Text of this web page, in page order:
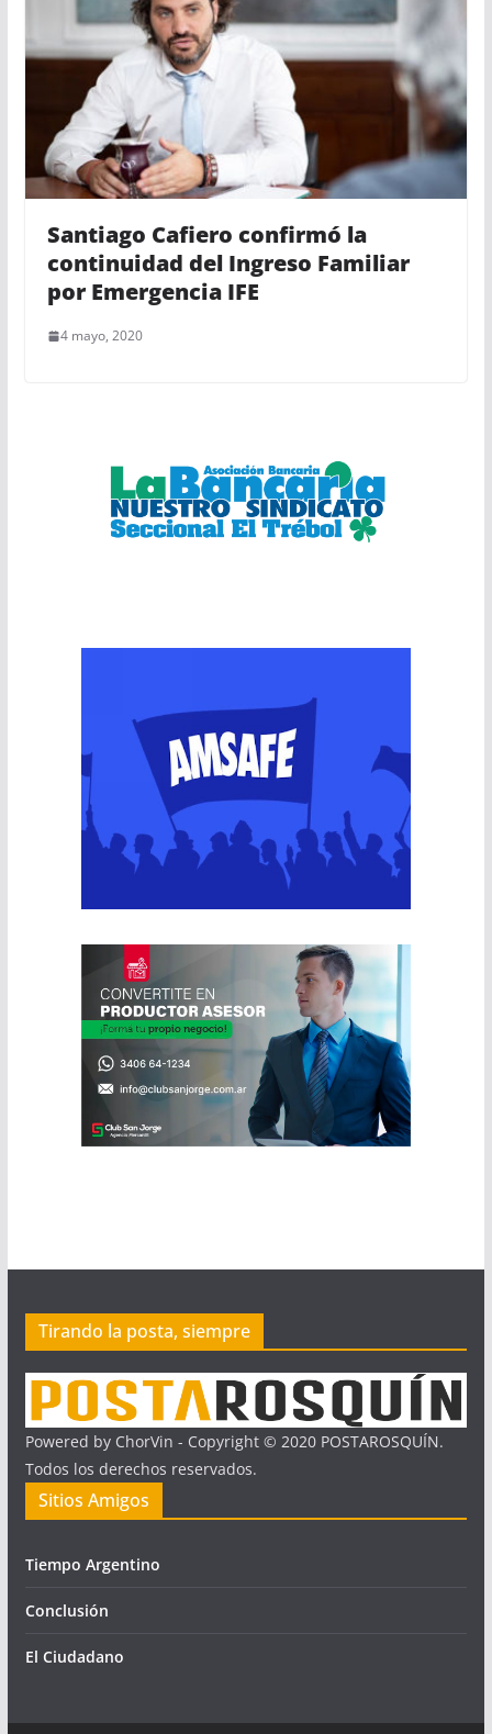
Santiago Cafiero confirmó la
continuidad del Ingreso Familiar
por Emergencia IFE
4 mayo, 2020
Tirando la posta, siempre
Powered by ChorVin - Copyright © 2020 POSTAROSQUÍN.
Todos los derechos reservados.
Sitios Amigos
Tiempo Argentino
Conclusión
El Ciudadano